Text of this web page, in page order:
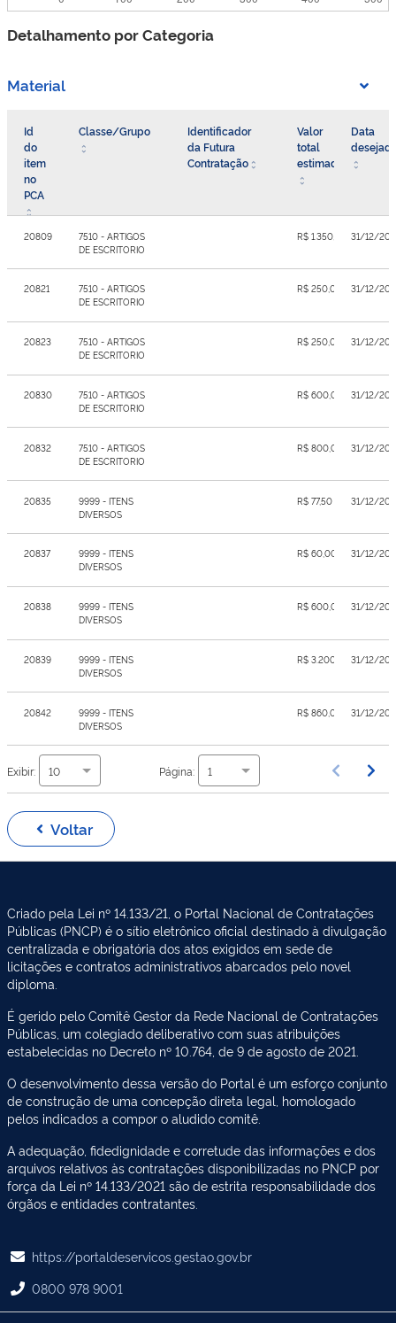
Detalhamento por Categoria
Material
Id
do
item
no
PCA
Classe/Grupo
Identificador
da Futura
Contratação
Valor
total
estimado
Data
20809
7510 - ARTIGOS
DE ESCRITORIO
R$ 1.350,00 31/12/
20821
7510 - ARTIGOS
DE ESCRITORIO
R$ 250,00 31/12/
20823
7510 - ARTIGOS
DE ESCRITORIO
R$ 250,00 31/12/
20830
7510 - ARTIGOS
DE ESCRITORIO
R$ 600,00 31/12/
20832
7510 - ARTIGOS
DE ESCRITORIO
R$ 800,00 31/12/
20835
9999 - ITENS
DIVERSOS
R$ 77,50 31/12/
20837
9999 - ITENS
DIVERSOS
R$ 60,00 31/12/
20838
9999 - ITENS
DIVERSOS
R$ 600,00 31/12/
20839
9999 - ITENS
DIVERSOS
R$ 3.200,00 31/12/
20842
9999 - ITENS
DIVERSOS
R$ 860,00 31/12/
Exibir: 10 Página: 1
Voltar
Criado pela Lei nº 14.133/21, o Portal Nacional de Contratações
Públicas (PNCP) é o sítio eletrônico oficial destinado à divulgação
centralizada e obrigatória dos atos exigidos em sede de
licitações e contratos administrativos abarcados pelo novel
diploma.
É gerido pelo Comitê Gestor da Rede Nacional de Contratações
Públicas, um colegiado deliberativo com suas atribuições
estabelecidas no Decreto nº 10.764, de 9 de agosto de 2021.
O desenvolvimento dessa versão do Portal é um esforço conjunto
de construção de uma concepção direta legal, homologado
pelos indicados a compor o aludido comitê.
A adequação, fidedignidade e corretude das informações e dos
arquivos relativos às contratações disponibilizadas no PNCP por
força da Lei nº 14.133/2021 são de estrita responsabilidade dos
órgãos e entidades contratantes.
https://portaldeservicos.gestao.gov.br
0800 978 9001